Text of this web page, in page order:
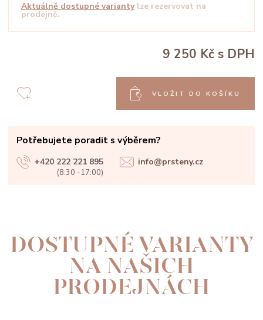
Aktuálně dostupné varianty lze rezervovat na
prodejně.
9 250 Kč s DPH
VLOŽIT DO KOŠÍKU
Potřebujete poradit s výběrem?
+420 222 221 895
(8:30 -17:00)
info@prsteny.cz
DOSTUPNÉ VARIANTY
NA NAŠICH
PRODEJNÁCH